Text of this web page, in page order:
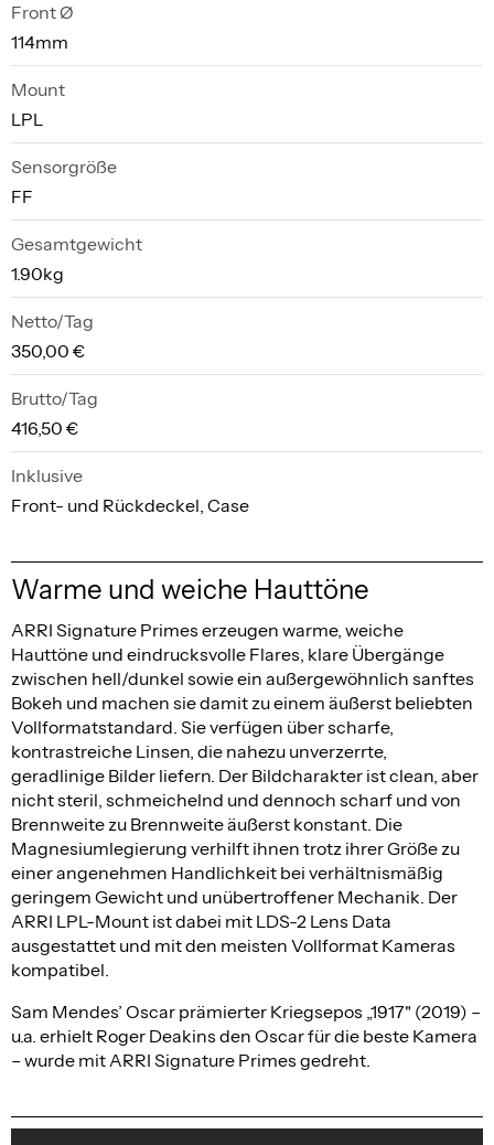
Front Ø
114mm
Mount
LPL
Sensorgröße
FF
Gesamtgewicht
1.90kg
Netto/Tag
350,00 €
Brutto/Tag
416,50 €
Inklusive
Front- und Rückdeckel, Case
Warme und weiche Hauttöne
ARRI Signature Primes erzeugen warme, weiche
Hauttöne und eindrucksvolle Flares, klare Übergänge
zwischen hell/dunkel sowie ein außergewöhnlich sanftes
Bokeh und machen sie damit zu einem äußerst beliebten
Vollformatstandard. Sie verfügen über scharfe,
kontrastreiche Linsen, die nahezu unverzerrte,
geradlinige Bilder liefern. Der Bildcharakter ist clean, aber
nicht steril, schmeichelnd und dennoch scharf und von
Brennweite zu Brennweite äußerst konstant. Die
Magnesiumlegierung verhilft ihnen trotz ihrer Größe zu
einer angenehmen Handlichkeit bei verhältnismäßig
geringem Gewicht und unübertroffener Mechanik. Der
ARRI LPL-Mount ist dabei mit LDS-2 Lens Data
ausgestattet und mit den meisten Vollformat Kameras
kompatibel.
Sam Mendes’ Oscar prämierter Kriegsepos „1917" (2019) –
u.a. erhielt Roger Deakins den Oscar für die beste Kamera
– wurde mit ARRI Signature Primes gedreht.